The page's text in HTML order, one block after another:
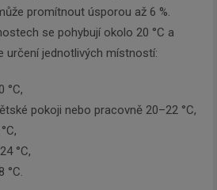
promítnout úsporou až 6 %.
se pohybují okolo 20 °C a
určení jednotlivých místností:
°C,
pokoji nebo pracovně 20–22 °C,
°C,
°C.